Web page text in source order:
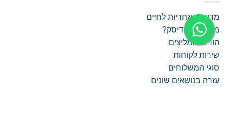
מדיניות אחריות לחיים
מה זה לימודיסק?
הורים ממליצים
שירות לקוחות
סוגי המשלוחים
עזרה בנושאים שונים